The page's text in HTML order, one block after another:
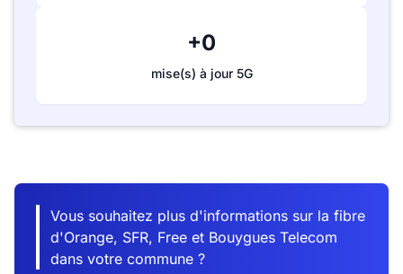
+0
mise(s) à jour 5G
Vous souhaitez plus d'informations sur la fibre
d'Orange, SFR, Free et Bouygues Telecom
dans votre commune ?